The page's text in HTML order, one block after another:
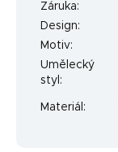
Záruka:
Design:
Motiv:
Umělecký
styl :
Materiál :